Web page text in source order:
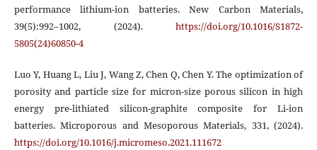
performance lithium-ion batteries. New Carbon Materials,
39(5):992–1002, (2024).https://doi.org/10.1016/S1872-
5805(24)60850-4
Luo Y, Huang L, Liu J, Wang Z, Chen Q, Chen Y. The optimization of
porosity and particle size for micron-size porous silicon in high
energy pre-lithiated silicon-graphite composite for Li-ion
batteries. Microporous and Mesoporous Materials, 331, (2024).
https://doi.org/10.1016/j.micromeso.2021.111672